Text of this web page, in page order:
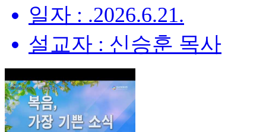
일자 : .2026.6.21.
설교자 : 신승훈 목사